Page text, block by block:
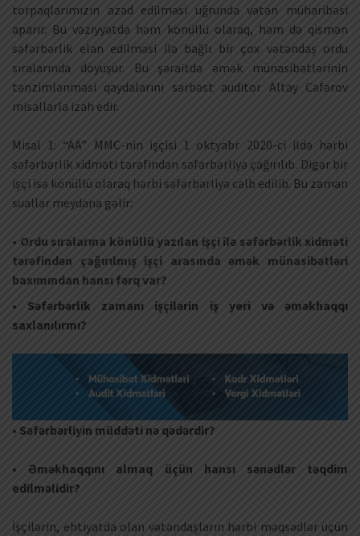
torpaqlarımızın azad edilməsi uğrunda vətən müharibəsi
aparır. Bu vəziyyətdə həm könüllü olaraq, həm də qismən
səfərbərlik elan edilməsi ilə bağlı bir çox vətəndaş ordu
sıralarında döyüşür. Bu şəraitdə əmək münasibətlərinin
tənzimlənməsi qaydalarını sərbəst auditor Altay Cəfərov
misallarla izah edir.
Misal 1: “AA” MMC-nin işçisi 1 oktyabr 2020-ci ildə hərbi
səfərbərlik xidməti tərəfindən səfərbərliyə çağırılıb. Digər bir
işçi isə könüllü olaraq hərbi səfərbərliyə cəlb edilib. Bu zaman
suallar meydana gəlir:
• Ordu sıralarına könüllü yazılan işçi ilə səfərbərlik xidməti
tərəfindən çağırılmış işçi arasında əmək münasibətləri
baxımından hansı fərq var?
• Səfərbərlik zamanı işçilərin iş yeri və əməkhaqqı
saxlanılırmı?
• Səfərbərliyin müddəti nə qədərdir?
• Əməkhaqqını almaq üçün hansı sənədlər təqdim
edilməlidir?
İşçilərin, ehtiyatda olan vətəndaşların hərbi məqsədlər üçün